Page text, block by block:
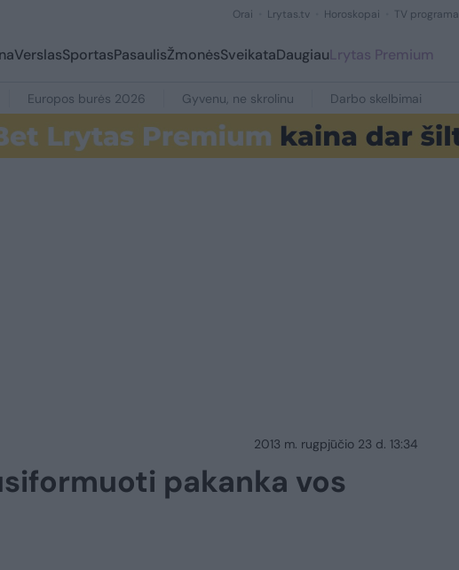
Orai Lrytas.tv Horoskopai TV programa
VerslasSportasPasaulisŽmonėsSveikataDaugiauLrytas Premium
Europos burės 2026 Gyvenu, ne skrolinu Darbo skelbimai
2013 m. rugpjūčio 23 d. 13:34
pakanka vos